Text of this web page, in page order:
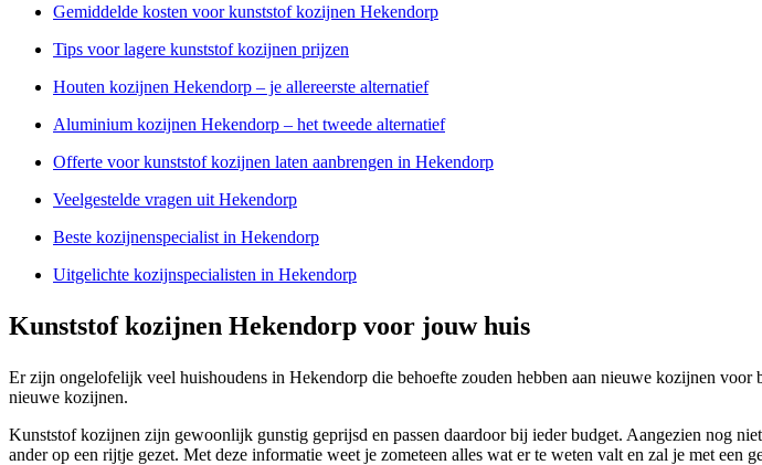
Gemiddelde kosten voor kunststof kozijnen Hekendorp
Tips voor lagere kunststof kozijnen prijzen
Houten kozijnen Hekendorp – je allereerste alternatief
Aluminium kozijnen Hekendorp – het tweede alternatief
Offerte voor kunststof kozijnen laten aanbrengen in Hekendorp
Veelgestelde vragen uit Hekendorp
Beste kozijnenspecialist in Hekendorp
Uitgelichte kozijnspecialisten in Hekendorp
Kunststof kozijnen Hekendorp voor jouw huis
Er zijn ongelofelijk veel huishoudens in Hekendorp die behoefte zouden hebben aan nieuwe kozijnen
nieuwe kozijnen.
Kunststof kozijnen zijn gewoonlijk gunstig geprijsd en passen daardoor bij ieder budget. Aangezien nog
ander op een rijtje gezet. Met deze informatie weet je zometeen alles wat er te weten valt en zal je met een